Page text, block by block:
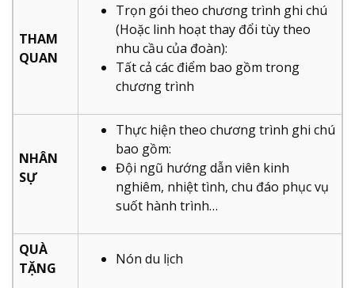
THAM
QUAN
Trọn gói theo chương trình ghi chú
(Hoặc linh hoạt thay đổi tùy theo
nhu cầu của đoàn):
Tất cả các điểm bao gồm trong
chương trình
NHÂN
SỰ
Thực hiện theo chương trình ghi chú
bao gồm:
Đội ngũ hướng dẫn viên kinh
nghiêm, nhiệt tình, chu đáo phục vụ
suốt hành trình…
QUÀ
TẶNG
Nón du lịch